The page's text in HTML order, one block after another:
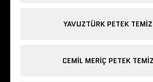
YAVUZTÜRK PETEK
CEMIL MERIÇ PETEK